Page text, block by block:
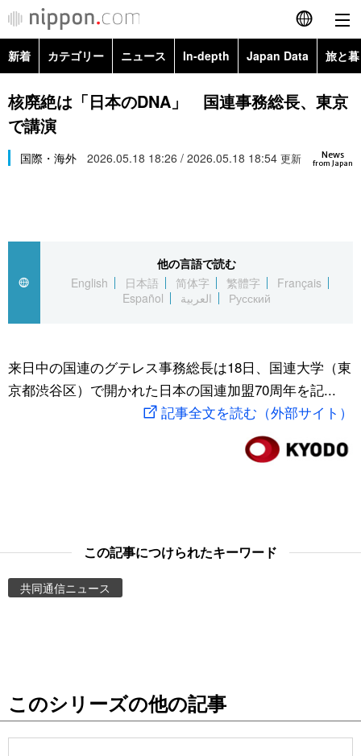
English
简体字
Русский
カテゴリー
経済・ビジネス
国際
文化
トップ
アーカイブ
In-depth
Japan Data
動画/Live
お知らせ
新着 カテゴリー ニュース In-depth Japan Data 旅と
政治・外交
経済・ビジネス
スポーツ・東京2020
Topics
核廃絶は「日本のDNA」 国連事務総長、東京
で講演
News
from Japan
国際・海外 2026.05.18 18:26 / 2026.05.18 18:54 更新
他の言語で読む
English
日本語 简体字 繁體字
Français
Español
العربية Русский
来日中の国連のグテレス事務総長は18日、国連大学（東
京都渋谷区）で開かれた日本の国連加盟70周年を記...
記事全文を読む（外部サイト）
この記事につけられたキーワード
共同通信ニュース
このシリーズの他の記事